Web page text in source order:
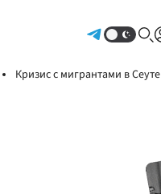
Кризис с мигрантами в Сеуте